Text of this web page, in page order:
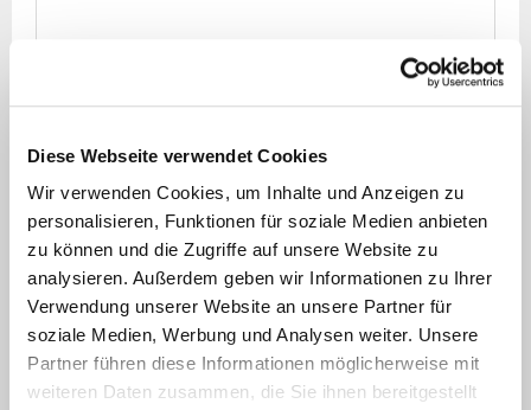
Diese Webseite verwendet Cookies
Wir verwenden Cookies, um Inhalte und Anzeigen zu
personalisieren, Funktionen für soziale Medien anbieten
zu können und die Zugriffe auf unsere Website zu
analysieren. Außerdem geben wir Informationen zu Ihrer
Verwendung unserer Website an unsere Partner für
soziale Medien, Werbung und Analysen weiter. Unsere
Partner führen diese Informationen möglicherweise mit
weiteren Daten zusammen, die Sie ihnen bereitgestellt
Regelstudiengang / Klinik / SB+TB /
5.Studienjahr / SB Mensch und Umwelt /
im Unterordner: Seminar
Prüfungsmodalitäten
„Allgemeinmedizin“ im SB ‚Mensch und